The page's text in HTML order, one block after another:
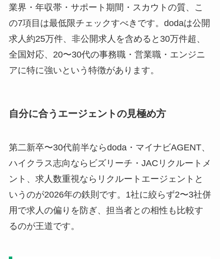
業界・年収帯・サポート期間・スカウトの質、こ
の7項目は最低限チェックすべきです。dodaは公開
求人約25万件、非公開求人を含めると30万件超、
全国対応、20〜30代の事務職・営業職・エンジニ
アに特に強いという特徴があります。
自分に合うエージェントの見極め方
第二新卒〜30代前半ならdoda・マイナビAGENT、
ハイクラス志向ならビズリーチ・JACリクルートメ
ント、求人数重視ならリクルートエージェントと
いうのが2026年の鉄則です。1社に絞らず2〜3社併
用で求人の偏りを防ぎ、担当者との相性も比較す
るのが王道です。